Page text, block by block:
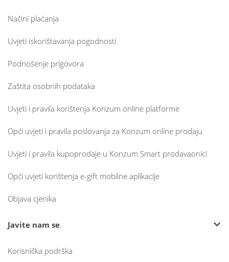
Načini plaćanja
Uvjeti iskorištavanja pogodnosti
Podnošenje prigovora
Zaštita osobnih podataka
Uvjeti i pravila korištenja Konzum online platforme
Opći uvjeti i pravila poslovanja za Konzum online prodaju
Uvjeti i pravila kupoprodaje u Konzum Smart prodavaonici
Opći uvjeti korištenja e-gift mobilne aplikacije
Objava cjenika
Javite nam se
Korisnička podrška